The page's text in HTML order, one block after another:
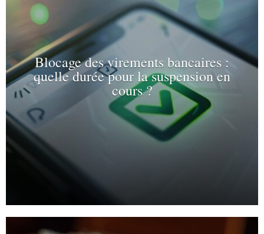
Blocage des virements bancaires :
quelle durée pour la suspension en
cours ?